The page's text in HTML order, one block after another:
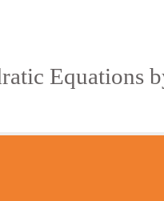
Equations